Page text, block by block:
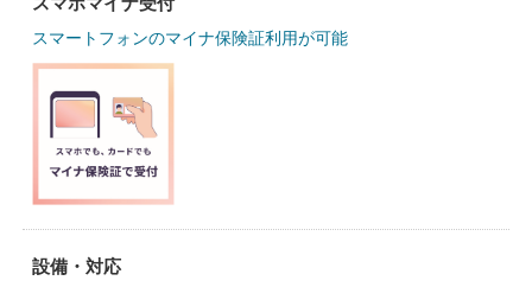
スマートフォンのマイナ保険証利用が可能
設備・対応